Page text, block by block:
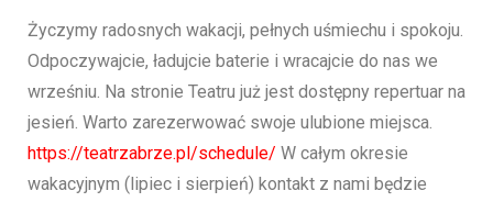
Życzymy radosnych wakacji, pełnych uśmiechu i spokoju.
Odpoczywajcie, ładujcie baterie i wracajcie do nas we
wrześniu. Na stronie Teatru już jest dostępny repertuar na
jesień. Warto zarezerwować swoje ulubione miejsca.
https://teatrzabrze.pl/schedule/ W całym okresie
wakacyjnym (lipiec i sierpień) kontakt z nami będzie